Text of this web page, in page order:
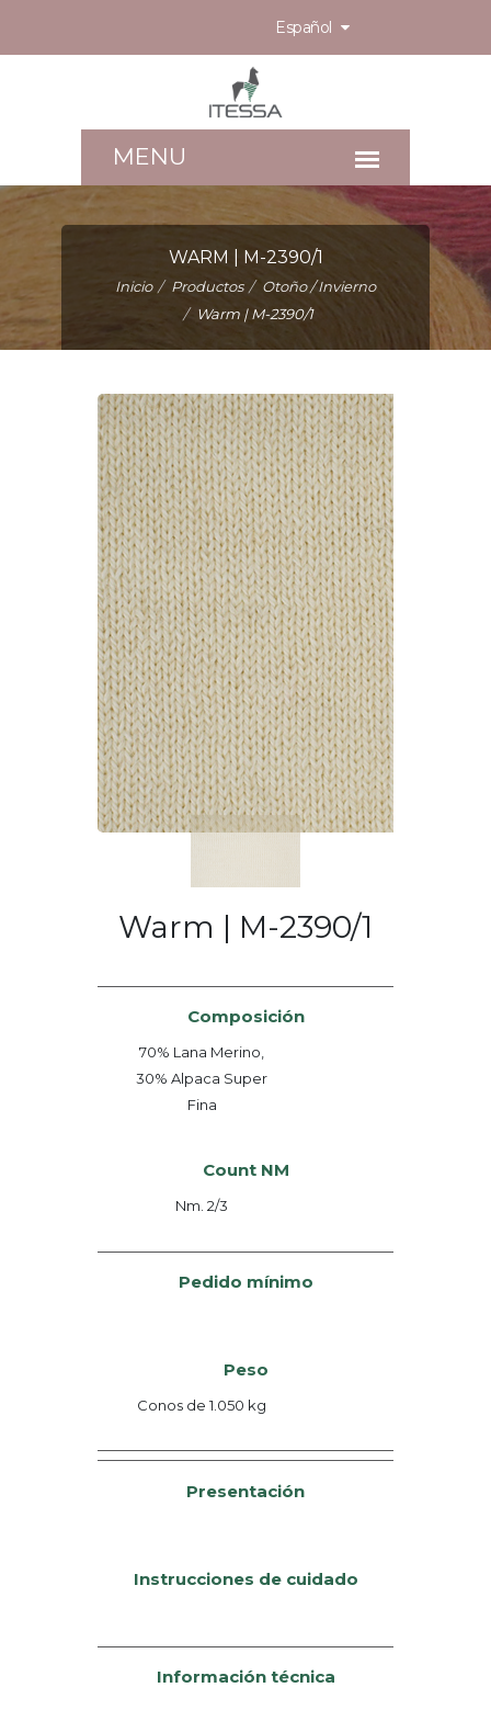
Español
WARM | M-2390/1
Inicio Productos
Otoño / Invierno
Warm | M-2390/1
Previous Next
Warm | M-2390/1
Composición
70% Lana Merino,
30% Alpaca Super
Fina
Count NM
Nm. 2/3
Pedido mínimo
Peso
Conos de 1.050 kg
Presentación
Instrucciones de cuidado
Información técnica